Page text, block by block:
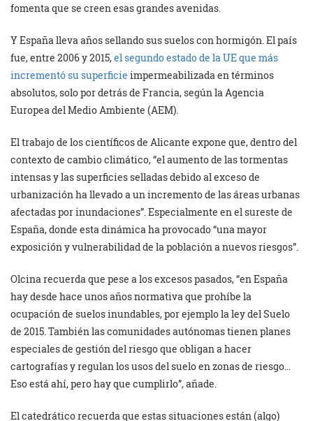
fomenta que se creen esas grandes avenidas.
Y España lleva años sellando sus suelos con hormigón. El país
fue, entre 2006 y 2015,el segundo estado de la UE que más
incrementó su superficie impermeabilizada en términos
absolutos, solo por detrás de Francia, según la Agencia
Europea del Medio Ambiente (AEM).
El trabajo de los científicos de Alicante expone que, dentro del
contexto de cambio climático, “el aumento de las tormentas
intensas y las superficies selladas debido al exceso de
urbanización ha llevado a un incremento de las áreas urbanas
afectadas por inundaciones”. Especialmente en el sureste de
España, donde esta dinámica ha provocado “una mayor
exposición y vulnerabilidad de la población a nuevos riesgos”.
Olcina recuerda que pese a los excesos pasados, “en España
hay desde hace unos años normativa que prohíbe la
ocupación de suelos inundables, por ejemplo la ley del Suelo
de 2015. También las comunidades autónomas tienen planes
especiales de gestión del riesgo que obligan a hacer
cartografías y regulan los usos del suelo en zonas de riesgo…
Eso está ahí, pero hay que cumplirlo”, añade.
El catedrático recuerda que estas situaciones están (algo)